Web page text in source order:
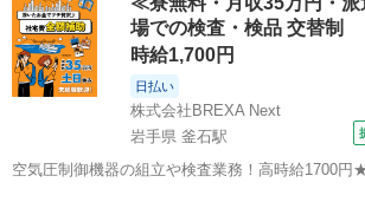
HY704610/dp/B00...
場での検査・検品 交替制
時給1,700円
日払い
株式会社BREXA Next
岩手県 釜石駅
空気圧制御機器の組立や検査業務！高時給1700円